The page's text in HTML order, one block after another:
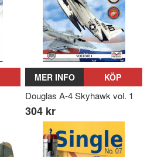
MER INFO KÖP
Douglas A-4 Skyhawk vol. 1
304 kr